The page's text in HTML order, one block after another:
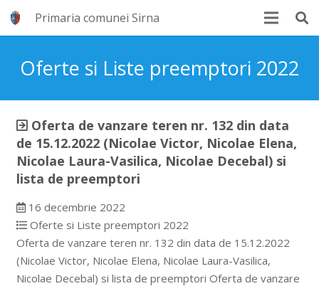
Primaria comunei Sirna
Oferte si Liste preemptori 2022
Oferta de vanzare teren nr. 132 din data
de 15.12.2022 (Nicolae Victor, Nicolae Elena,
Nicolae Laura-Vasilica, Nicolae Decebal) si
lista de preemptori
16 decembrie 2022
Oferte si Liste preemptori 2022
Oferta de vanzare teren nr. 132 din data de 15.12.2022
(Nicolae Victor, Nicolae Elena, Nicolae Laura-Vasilica,
Nicolae Decebal) si lista de preemptori Oferta de vanzare